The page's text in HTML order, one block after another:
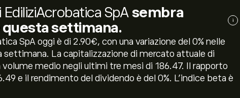
SpA sembra
settimana.
i
SpA oggi è di 2.90‎€‎, con una variazione del ‎0‎% nelle
settimana. La capitalizzazione di mercato attuale di
medio negli ultimi tre mesi di 186.47. Il rapporto
e il rendimento del dividendo è del 0%. L'indice beta è